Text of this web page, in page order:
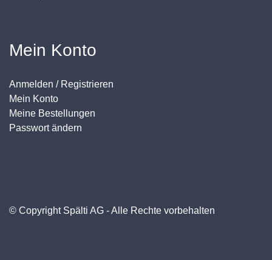
Mein Konto
Anmelden / Registrieren
Mein Konto
Meine Bestellungen
Passwort ändern
© Copyright Spälti AG - Alle Rechte vorbehalten